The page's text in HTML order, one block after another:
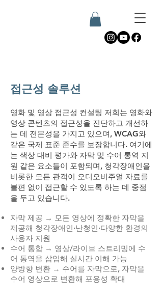
접근성 솔루션
영화 및 영상 접근성 컨설팅 저희는 영화와
영상 콘텐츠의 접근성을 진단하고 개선하
는 데 전문성을 가지고 있으며, WCAG와
같은 국제 표준 준수를 보장합니다. 여기에
는 색상 대비 평가와 자막 및 수어 통역 지
원 같은 요소들이 포함되며, 청각장애인을
비롯한 모든 관객이 오디오비주얼 자료를
불편 없이 접근할 수 있도록 하는 데 중점
을 두고 있습니다.
자막 제공 → 모든 영상에 정확한 자막을
제공해 청각장애인·난청인·다양한 환경의
사용자 지원
수어 통합 → 영상/라이브 스트리밍에 수
어 통역을 삽입해 실시간 이해 가능
양방향 변환 → 수어를 자막으로, 자막을
수어 영상으로 변환해 포용성 확대